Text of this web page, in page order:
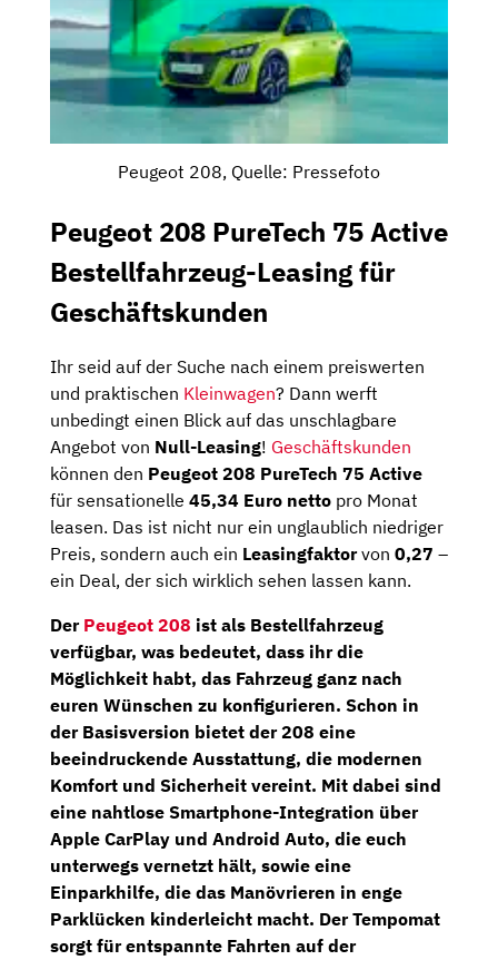
Peugeot 208, Quelle: Pressefoto
Peugeot 208 PureTech 75 Active
Bestellfahrzeug-Leasing für
Geschäftskunden
Ihr seid auf der Suche nach einem preiswerten
und praktischen Kleinwagen? Dann werft
unbedingt einen Blick auf das unschlagbare
Angebot von Null-Leasing! Geschäftskunden
können den Peugeot 208 PureTech 75 Active
für sensationelle 45,34 Euro netto pro Monat
leasen. Das ist nicht nur ein unglaublich niedriger
Preis, sondern auch ein Leasingfaktorvon 0,27 –
ein Deal, der sich wirklich sehen lassen kann.
Der Peugeot 208 ist als Bestellfahrzeug
verfügbar, was bedeutet, dass ihr die
Möglichkeit habt, das Fahrzeug ganz nach
euren Wünschen zu konfigurieren. Schon in
der Basisversion bietet der 208 eine
beeindruckende Ausstattung, die modernen
Komfort und Sicherheit vereint. Mit dabei sind
eine nahtlose Smartphone-Integration über
Apple CarPlay und Android Auto, die euch
unterwegs vernetzt hält, sowie eine
Einparkhilfe, die das Manövrieren in enge
Parklücken kinderleicht macht. Der Tempomat
sorgt für entspannte Fahrten auf der